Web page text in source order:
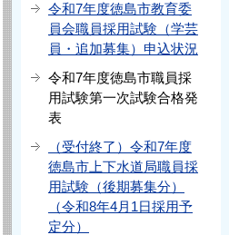
令和7年度徳島市教育委
員会職員採用試験（学芸
員・追加募集）申込状況
令和7年度徳島市職員採
用試験第一次試験合格発
表
（受付終了）令和7年度
徳島市上下水道局職員採
用試験（後期募集分）
（令和8年4月1日採用予
定分）